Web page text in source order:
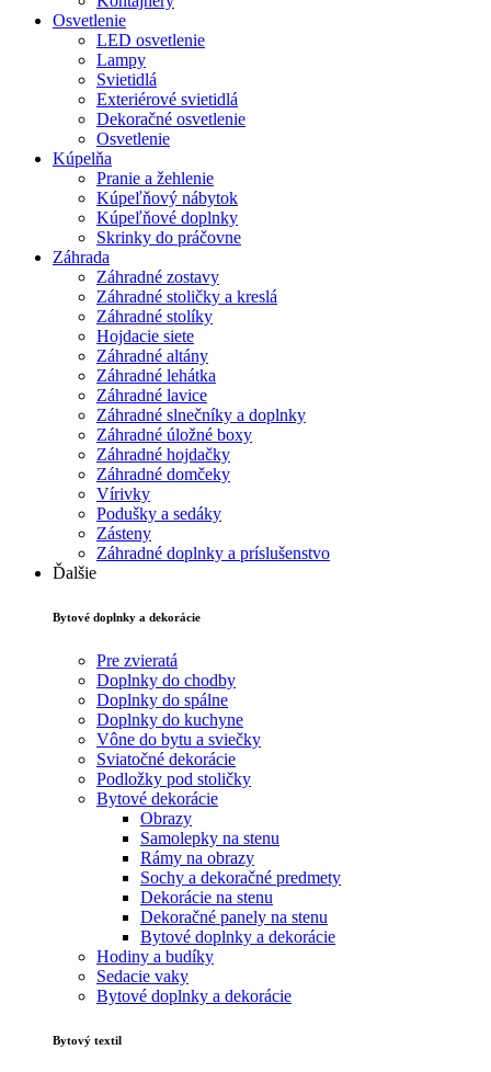
Osvetlenie
LED osvetlenie
Lampy
Svietidlá
Exteriérové svietidlá
Dekoračné osvetlenie
Osvetlenie
Kúpelňa
Pranie a žehlenie
Kúpeľňový nábytok
Kúpeľňové doplnky
Skrinky do práčovne
Záhrada
Záhradné zostavy
Záhradné stoličky a kreslá
Záhradné stolíky
Hojdacie siete
Záhradné altány
Záhradné lehátka
Záhradné lavice
Záhradné slnečníky a doplnky
Záhradné úložné boxy
Záhradné hojdačky
Záhradné domčeky
Vírivky
Podušky a sedáky
Zásteny
Záhradné doplnky a príslušenstvo
Ďalšie
Bytové doplnky a dekorácie
Pre zvieratá
Doplnky do chodby
Doplnky do spálne
Doplnky do kuchyne
Vône do bytu a sviečky
Sviatočné dekorácie
Podložky pod stoličky
Bytové dekorácie
Obrazy
Samolepky na stenu
Rámy na obrazy
Sochy a dekoračné predmety
Dekorácie na stenu
Dekoračné panely na stenu
Bytové doplnky a dekorácie
Hodiny a budíky
Sedacie vaky
Bytové doplnky a dekorácie
Bytový textil